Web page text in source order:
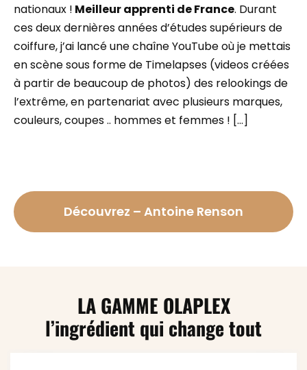
nationaux ! Meilleur apprenti de France. Durant
ces deux dernières années d’études supérieurs de
coiffure, j’ai lancé une chaîne YouTube où je mettais
en scène sous forme de Timelapses (videos créées
à partir de beaucoup de photos) des relookings de
l’extrême, en partenariat avec plusieurs marques,
couleurs, coupes .. hommes et femmes ! […]
Découvrez – Antoine Renson
LA GAMME OLAPLEX
l’ingrédient qui change tout